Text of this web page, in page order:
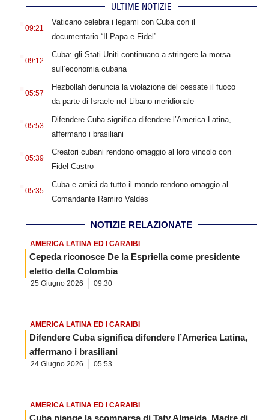
ULTIME NOTIZIE
09:21
Vaticano celebra i legami con Cuba con il
documentario “Il Papa e Fidel”
09:12
Cuba: gli Stati Uniti continuano a stringere la morsa
sull’economia cubana
05:57
Hezbollah denuncia la violazione del cessate il fuoco
da parte di Israele nel Libano meridionale
05:53
Difendere Cuba significa difendere l’America Latina,
affermano i brasiliani
05:39
Creatori cubani rendono omaggio al loro vincolo con
Fidel Castro
05:35
Cuba e amici da tutto il mondo rendono omaggio al
Comandante Ramiro Valdés
NOTIZIE RELAZIONATE
AMERICA LATINA ED I CARAIBI
Cepeda riconosce De la Espriella come presidente
eletto della Colombia
25 Giugno 2026 09:30
AMERICA LATINA ED I CARAIBI
Difendere Cuba significa difendere l’America Latina,
affermano i brasiliani
24 Giugno 2026 05:53
AMERICA LATINA ED I CARAIBI